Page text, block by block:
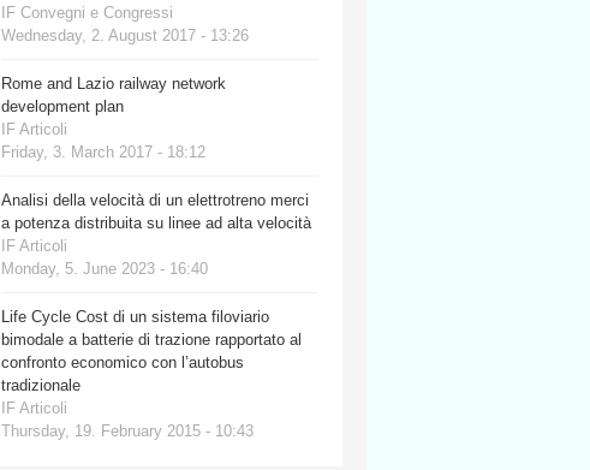
IF Convegni e Congressi
Wednesday, 2. August 2017 - 13:26
Rome and Lazio railway network
development plan
IF Articoli
Friday, 3. March 2017 - 18:12
Analisi della velocità di un elettrotreno merci
a potenza distribuita su linee ad alta velocità
IF Articoli
Monday, 5. June 2023 - 16:40
Life Cycle Cost di un sistema filoviario
bimodale a batterie di trazione rapportato al
confronto economico con l’autobus
tradizionale
IF Articoli
Thursday, 19. February 2015 - 10:43